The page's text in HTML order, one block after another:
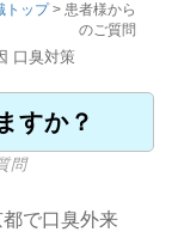
トップ> 患者様から
のご質問
すか？
問
で口臭外来